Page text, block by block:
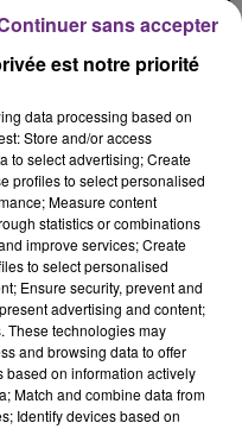
la centrale
Une situation
qui est toujours
REIMS FERME
du centre-ville
est contraint de
est notre priorité
data processing based on
Store and/or access
to select advertising; Create
profiles to select personalised
Measure content
statistics or combinations
improve services; Create
to select personalised
Ensure security, prevent and
advertising and content;
These technologies may
and browsing data to offer
on information actively
Match and combine data from
Identify devices based on
sans accepter